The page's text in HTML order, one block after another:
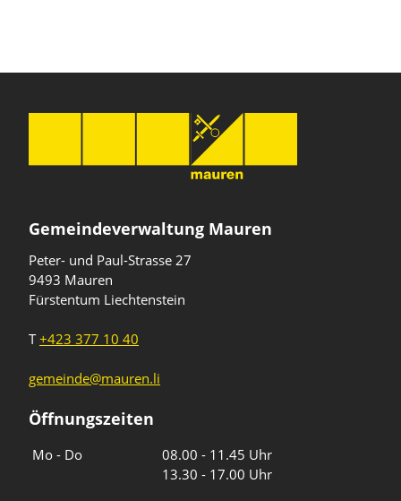
Gemeindeverwaltung Mauren
Peter- und Paul-Strasse 27
9493 Mauren
Fürstentum Liechtenstein
T+423 377 10 40
gemeinde@mauren.li
Öffnungszeiten
Mo - Do
08.00 - 11.45 Uhr
13.30 - 17.00 Uhr